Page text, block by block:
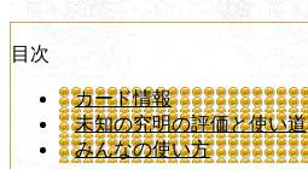
目次
カード情報
未知の究明の評価と使い道
みんなの使い方